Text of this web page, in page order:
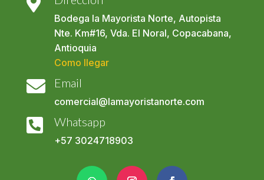
Bodega la Mayorista Norte, Autopista
Nte. Km#16, Vda. El Noral, Copacabana,
Antioquia
Como llegar
 Email
comercial@lamayoristanorte.com
 Whatsapp
+57 3024718903